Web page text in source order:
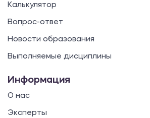
Калькулятор
Вопрос-ответ
Новости образования
Выполняемые дисциплины
Информация
О нас
Эксперты